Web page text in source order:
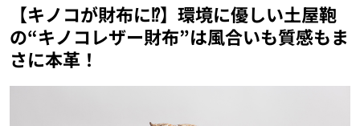
【キノコが財布に⁉】環境に優しい土屋鞄
の“キノコレザー財布”は風合いも質感もま
さに本革！